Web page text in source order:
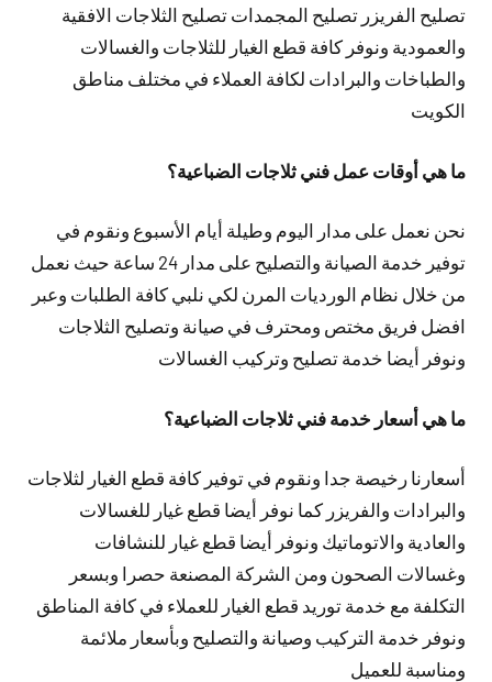
تصليح الفريزر تصليح المجمدات تصليح الثلاجات الافقية
والعمودية ونوفر كافة قطع الغيار للثلاجات والغسالات
والطباخات والبرادات لكافة العملاء في مختلف مناطق
الكويت
ما هي أوقات عمل فني ثلاجات الضباعية؟
نحن نعمل على مدار اليوم وطيلة أيام الأسبوع ونقوم في
توفير خدمة الصيانة والتصليح على مدار 24 ساعة حيث نعمل
من خلال نظام الورديات المرن لكي نلبي كافة الطلبات وعبر
افضل فريق مختص ومحترف في صيانة وتصليح الثلاجات
ونوفر أيضا خدمة تصليح وتركيب الغسالات
ما هي أسعار خدمة فني ثلاجات الضباعية؟
أسعارنا رخيصة جدا ونقوم في توفير كافة قطع الغيار لثلاجات
والبرادات والفريزر كما نوفر أيضا قطع غيار للغسالات
والعادية والاتوماتيك ونوفر أيضا قطع غيار للنشافات
وغسالات الصحون ومن الشركة المصنعة حصرا وبسعر
التكلفة مع خدمة توريد قطع الغيار للعملاء في كافة المناطق
ونوفر خدمة التركيب وصيانة والتصليح وبأسعار ملائمة
ومناسبة للعميل